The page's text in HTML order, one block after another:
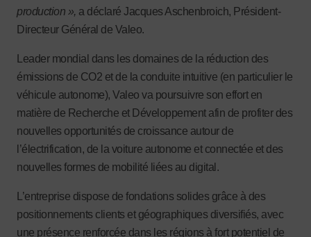
production », a déclaré Jacques Aschenbroich, Président-
Directeur Général de Valeo.
Leader mondial dans les domaines de la réduction des
émissions de CO2 et de la conduite intuitive (en particulier le
véhicule autonome), Valeo va poursuivre son effort en
matière de Recherche et Développement afin de profiter des
nouvelles opportunités de croissance autour de
l’électrification, de la voiture autonome et connectée et des
nouvelles formes de mobilité liées au digital.
L’entreprise dispose de fondations solides grâce à des
positionnements clients et géographiques diversifiés, avec
une présence renforcée dans les régions à fort potentiel de